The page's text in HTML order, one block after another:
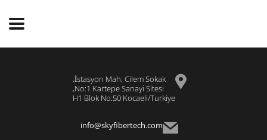
İstasyon Mah, Cilem Sokak,
No:1 Kartepe Sanayi Sitesi,
H1 Blok No:50 Kocaeli/Turkiye
info@skyfibertech.com